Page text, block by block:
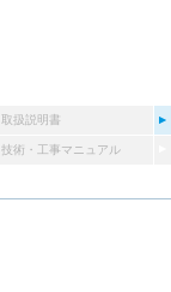
取扱説明書
技術・工事マニュアル